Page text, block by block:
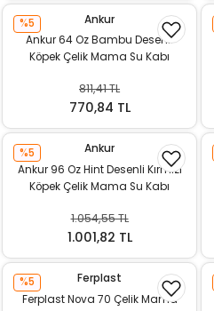
%5
Ankur
Ankur 64 Oz Bambu Desenli
Köpek Çelik Mama Su Kabı
811,41 TL
770,84 TL
%5
Ankur
Ankur 96 Oz Hint Desenli Kırmızı
Köpek Çelik Mama Su Kabı
1.054,55 TL
1.001,82 TL
%5
Ferplast
Ferplast Nova 70 Çelik Mama